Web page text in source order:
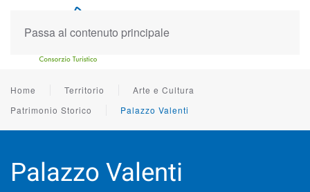
Passa al contenuto principale
Home Territorio
Arte e Cultura
Patrimonio Storico
Palazzo Valenti
Palazzo Valenti